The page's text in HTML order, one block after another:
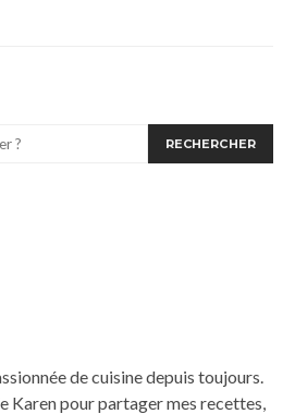
RECHERCHER
de cuisine depuis toujours.
Karen pour partager mes recettes,